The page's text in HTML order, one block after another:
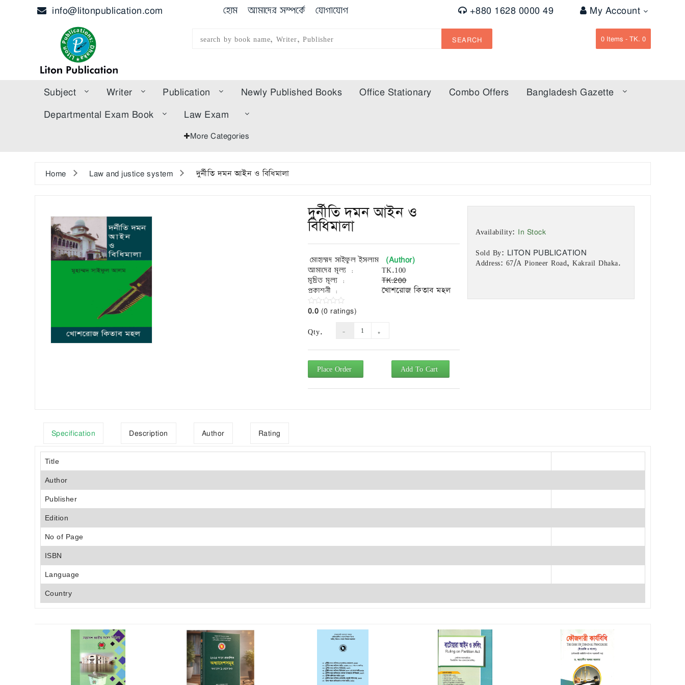
info@litonpublication.com হোম আমাদের সম্পর্কে যোগাযোগ +880 1628 0000 49 My Account
SEARCH 0Items -TK. 0
Subject Writer Publication Newly Published Books Office Stationary Combo Offers
Bangladesh Gazette
Departmental Exam Book
Law Exam
More Categories
Home Law and justice system দুর্নীতি দমন আইন ও বিধিমালা
দুর্নীতি দমন আইন ও
বিধিমালা
মোহাম্মদ সাইফুল ইসলাম (Author)
আমাদের মূল্য : TK.100
মুদ্রিত মূল্য :
TK.200
প্রকাশনী :
খোশরোজ কিতাব মহল
0.0 (0 ratings)
Qty.
Place Order Add To Cart
Availability: In Stock
Sold By: LITON PUBLICATION
Address: 67/A Pioneer Road, Kakrail Dhaka.
Specification Description Author Rating
Title
Author
Publisher
Edition
No of Page
ISBN
Language
Country